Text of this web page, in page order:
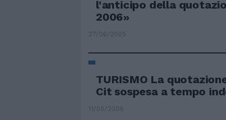
l'anticipo della
2006»
27/06/2005
TURISMO La
Cit sospesa a tempo
11/05/2005